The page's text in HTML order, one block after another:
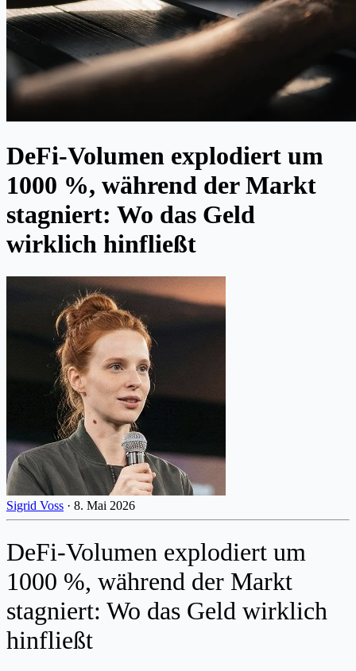
DeFi-Volumen explodiert um
1000 %, während der Markt
stagniert: Wo das Geld
wirklich hinfließt
Sigrid Voss · 8. Mai 2026
DeFi-Volumen explodiert um
1000 %, während der Markt
stagniert: Wo das Geld wirklich
hinfließt